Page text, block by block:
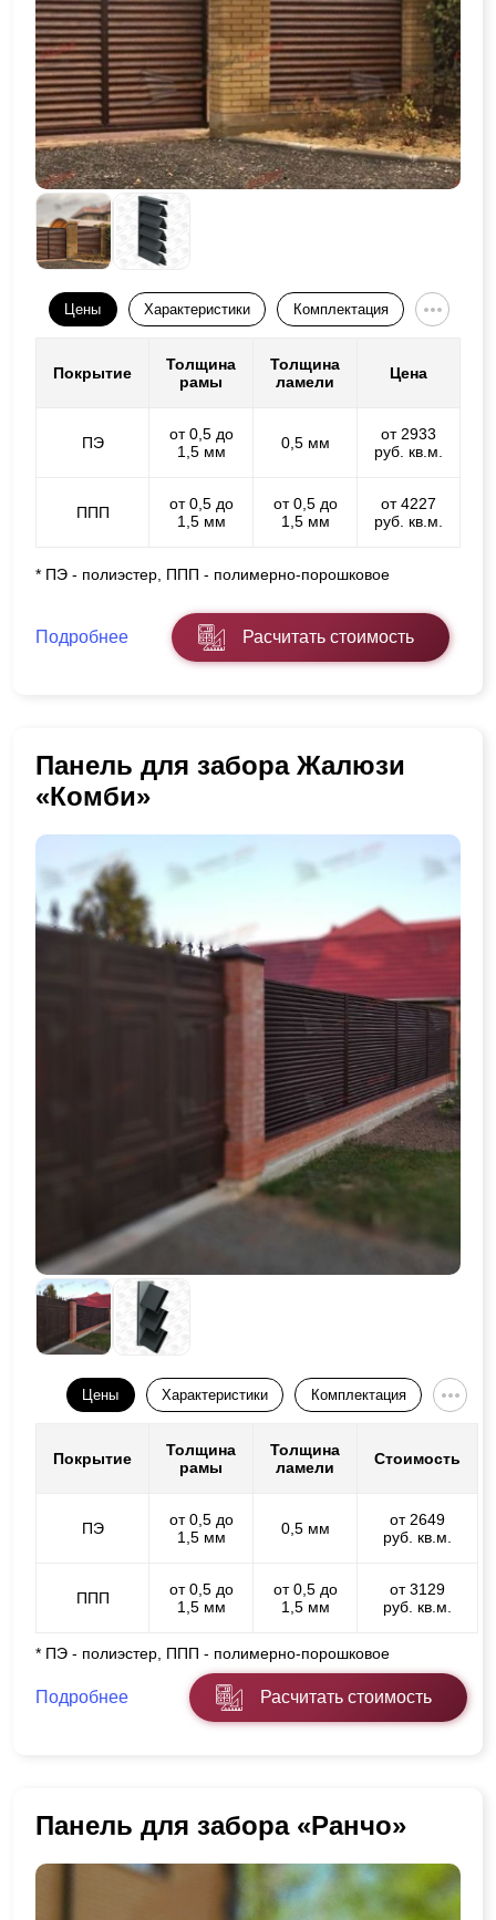
Цены Характеристики Комплектация
Покрытие
Толщина
рамы
Толщина
ламели
Цена
ПЭ
от 0,5 до
1,5 мм
0,5 мм
от 2933
руб. кв.м.
ППП
от 0,5 до
1,5 мм
от 0,5 до
1,5 мм
от 4227
руб. кв.м.
* ПЭ - полиэстер, ППП - полимерно-порошковое
Подробнее Расчитать стоимость
Панель для забора Жалюзи
«Комби»
Цены Характеристики Комплектация
Покрытие
Толщина
рамы
Толщина
ламели
Стоимость
ПЭ
от 0,5 до
1,5 мм
0,5 мм
от 2649
руб. кв.м.
ППП
от 0,5 до
1,5 мм
от 0,5 до
1,5 мм
от 3129
руб. кв.м.
* ПЭ - полиэстер, ППП - полимерно-порошковое
Подробнее Расчитать стоимость
Панель для забора «Ранчо»